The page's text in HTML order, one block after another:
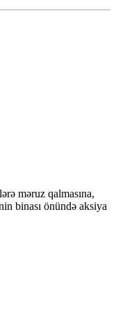
məruz qalmasına,
binası önündə aksiya